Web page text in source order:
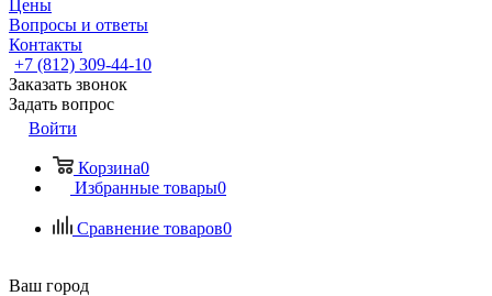
Цены
Вопросы и ответы
Контакты
+7 (812) 309-44-10
Заказать звонок
Задать вопрос
Войти
Корзина0
Избранные товары0
Сравнение товаров0
Ваш город